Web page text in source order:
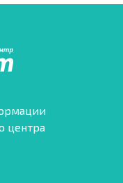
центра